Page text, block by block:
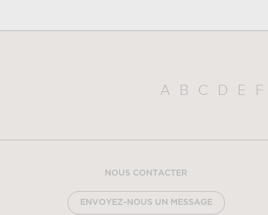
A B C D E F
NOUS CONTACTER
ENVOYEZ-NOUS UN MESSAGE